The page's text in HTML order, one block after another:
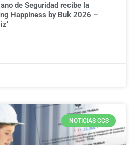
de Seguridad recibe la
Happiness by Buk 2026 –
NOTICIAS CCS